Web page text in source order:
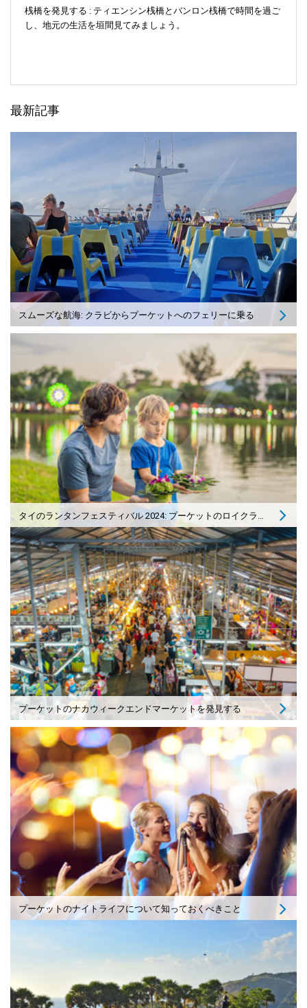
桟橋を発見する : ティエンシン桟橋とバンロン桟橋で時間を過ご
し、地元の生活を垣間見てみましょう。
最新記事
スムーズな航海: クラビからプーケットへのフェリーに乗る
プーケットのナカウィークエンドマーケットを発見する
プーケットのナイトライフについて知っておくべきこと